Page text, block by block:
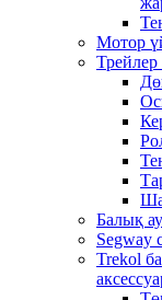
Мотор
Трейлер
Балық
Segway
Trekol